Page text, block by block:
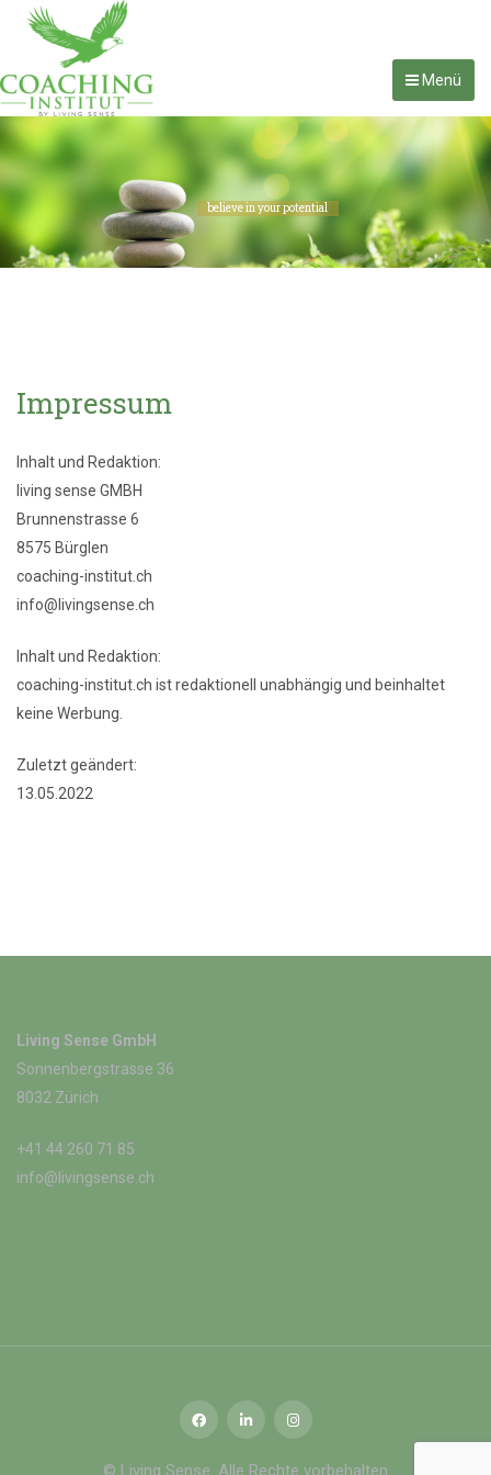
Menü
believe in your potential
Impressum
Inhalt und Redaktion:
living sense GMBH
Brunnenstrasse 6
8575 Bürglen
coaching-institut.ch
info@livingsense.ch
Inhalt und Redaktion:
coaching-institut.ch ist redaktionell unabhängig und beinhaltet
keine Werbung.
Zuletzt geändert:
13.05.2022
Living Sense GmbH
Sonnenbergstrasse 36
8032 Zürich
+41 44 260 71 85
info@livingsense.ch
© Living Sense. Alle Rechte vorbehalten